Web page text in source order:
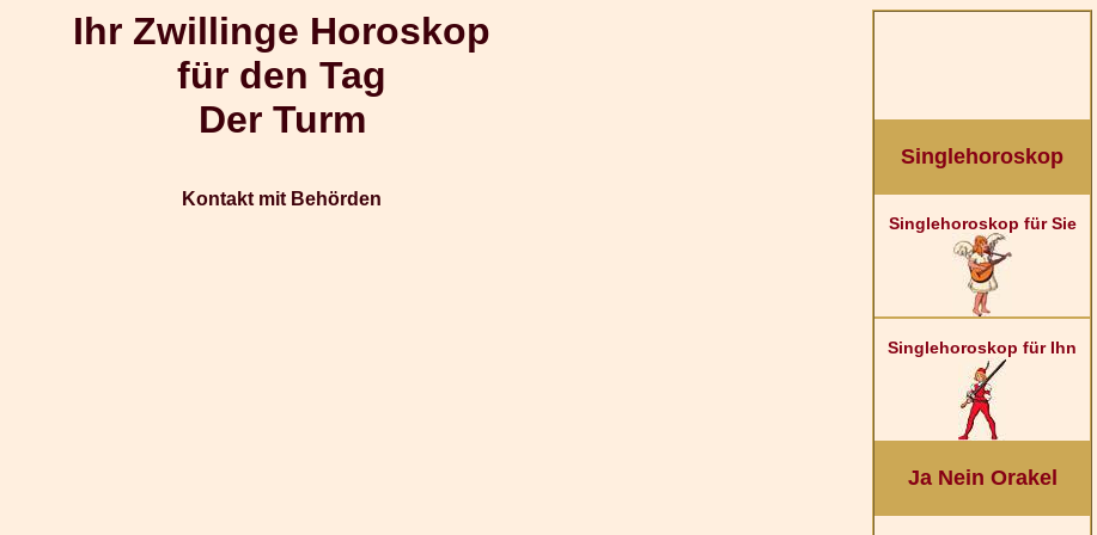
Ihr Zwillinge Horoskop
für den Tag
Der Turm
Kontakt mit Behörden
Singlehoroskop
Singlehoroskop für Sie
Singlehoroskop für Ihn
Ja Nein Orakel